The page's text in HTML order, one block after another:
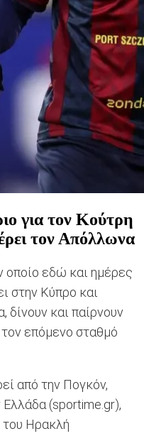
για τον Κούτρη
τον Απόλλωνα
οποίο εδώ και ημέρες
στην Κύπρο και
και παίρνουν
επόμενο σταθμό
από την Πογκόν,
(sportime.gr),
του Ηρακλή